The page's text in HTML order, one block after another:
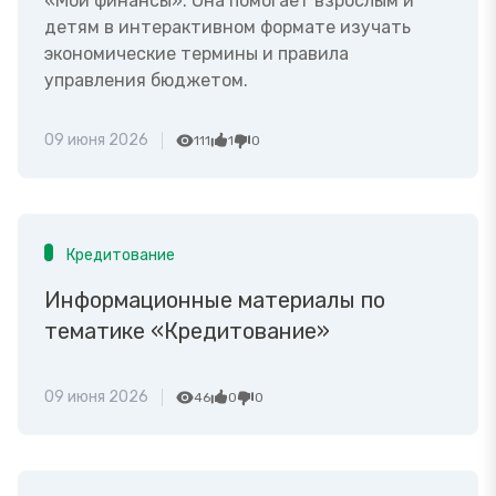
детям в интерактивном формате изучать
экономические термины и правила
управления бюджетом.
09 июня 2026 111 1 0
Кредитование
Информационные материалы по
тематике «Кредитование»
09 июня 2026 46 0 0